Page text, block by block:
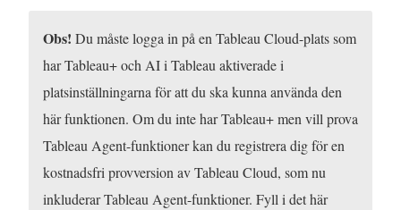
ä
n
k
e
n
ö
p
Obs! Du måste logga in på en Tableau Cloud-plats som
har Tableau+ och AI i Tableau aktiverade i
platsinställningarna för att du ska kunna använda den
här funktionen. Om du inte har Tableau+ men vill prova
Tableau Agent-funktioner kan du registrera dig för en
kostnadsfri provversion av Tableau Cloud, som nu
inkluderar Tableau Agent-funktioner. Fyll i det här